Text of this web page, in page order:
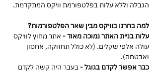
הגבלה וללא עלות בפלטפורמת וויקס המתקדמת.
למה בחרנו בוויקס מבין שאר הפלטפורמות?
עלות בניית האתר נמוכה מאוד - אתר מחוץ לוויקס
עולה אלפי שקלים. (לא כולל תחזוקה, אחסון
ואבטחה).
כבר אפשר לקדם בגוגל - בעבר היה קשה לקדם